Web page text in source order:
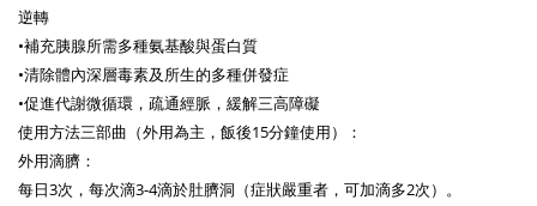
逆轉
•補充胰腺所需多種氨基酸與蛋白質
•清除體內深層毒素及所生的多種併發症
•促進代謝微循環，疏通經脈，緩解三高障礙
使用方法三部曲（外用為主，飯後15分鐘使用）：
外用滴臍：
每日3次，每次滴3-4滴於肚臍洞（症狀嚴重者，可加滴多2次）。